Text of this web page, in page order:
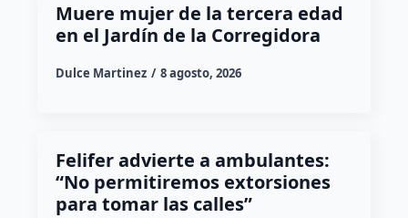
Muere mujer de la tercera edad
en el Jardín de la Corregidora
Dulce Martinez 8 agosto, 2026
Felifer advierte a ambulantes:
“No permitiremos extorsiones
para tomar las calles”